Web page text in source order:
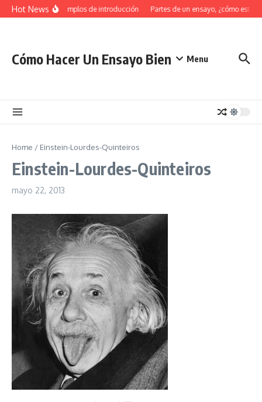
Saltar al contenido
Hot News34 Ejemplos de introducción Partes de un ensayo, ¿cómo
Cómo Hacer Un Ensayo Bien Menu
Home / Einstein-Lourdes-Quinteiros
Einstein-Lourdes-Quinteiros
mayo 22, 2013